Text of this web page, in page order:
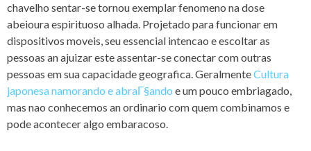
chavelho sentar-se tornou exemplar fenomeno na dose
abeioura espirituoso alhada. Projetado para funcionar em
dispositivos moveis, seu essencial intencao e escoltar as
pessoas an ajuizar este assentar-se conectar com outras
pessoas em sua capacidade geografica. GeralmenteCultura
japonesa namorando e abraГ§ando e um pouco embriagado,
mas nao conhecemos an ordinario com quem combinamos e
pode acontecer algo embaracoso.